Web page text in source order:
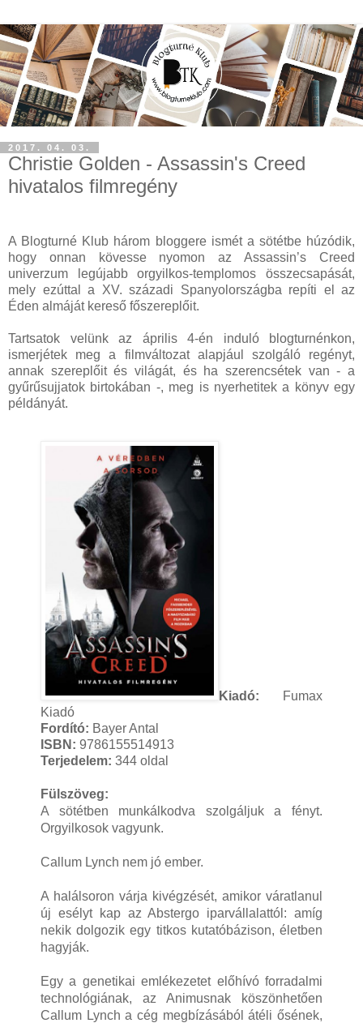
2017. 04. 03.
Christie Golden - Assassin's Creed
hivatalos filmregény
A Blogturné Klub három bloggere ismét a sötétbe húzódik,
hogy onnan kövesse nyomon az Assassin’s Creed
univerzum legújabb orgyilkos-templomos összecsapását,
mely ezúttal a XV. századi Spanyolországba repíti el az
Éden almáját kereső főszereplőit.
Tartsatok velünk az április 4-én induló blogturnénkon,
ismerjétek meg a filmváltozat alapjául szolgáló regényt,
annak szereplőit és világát, és ha szerencsétek van - a
gyűrűsujjatok birtokában -, meg is nyerhetitek a könyv egy
példányát.
Kiadó:
Fumax
Kiadó
Fordító: Bayer Antal
ISBN: 9786155514913
Terjedelem: 344 oldal
Fülszöveg:
A sötétben munkálkodva szolgáljuk a fényt.
Orgyilkosok vagyunk.
Callum Lynch nem jó ember.
A halálsoron várja kivégzését, amikor váratlanul
új esélyt kap az Abstergo iparvállalattól: amíg
nekik dolgozik egy titkos kutatóbázison, életben
hagyják.
Egy a genetikai emlékezetet előhívó forradalmi
technológiának, az Animusnak köszönhetően
Callum Lynch a cég megbízásából átéli ősének,